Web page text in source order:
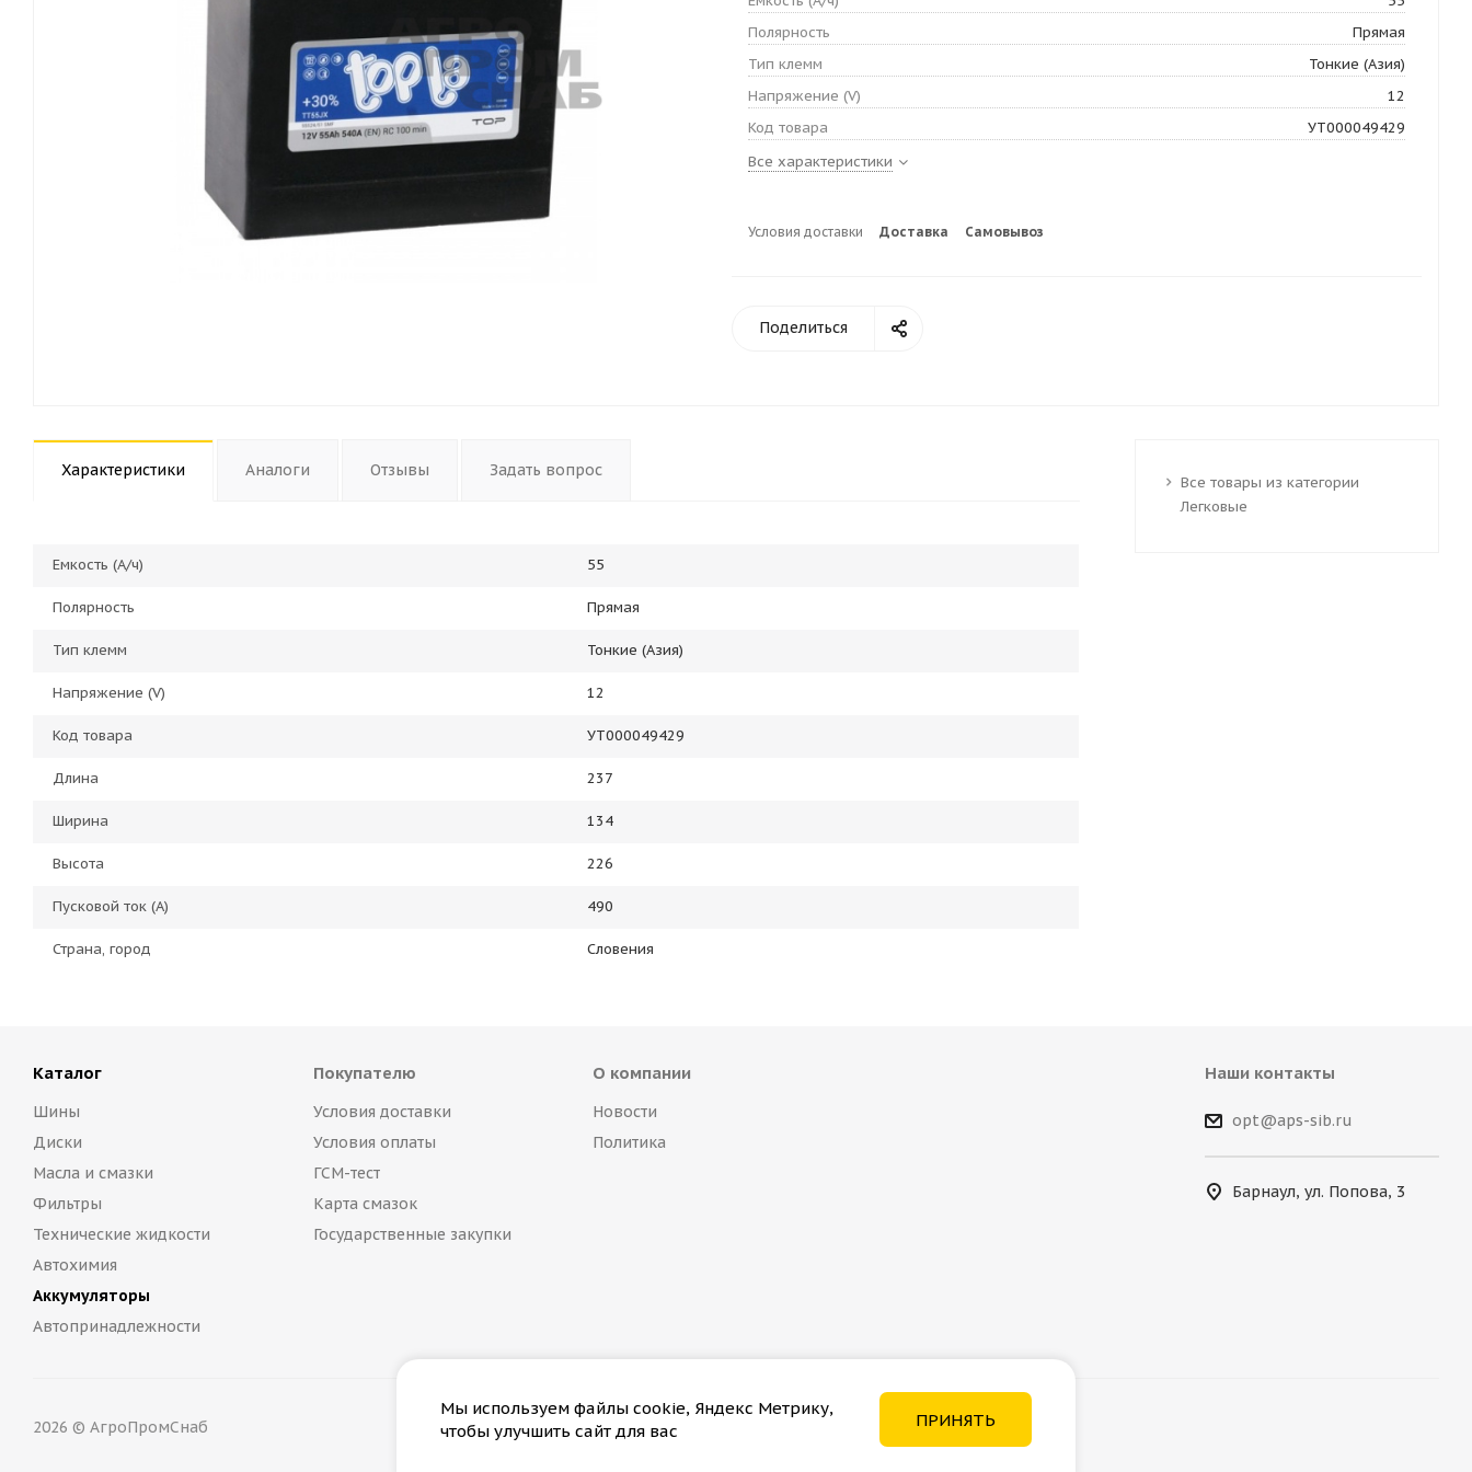
Полярность
Прямая
Тип клемм
Тонкие (Азия)
Напряжение (V)
12
Код товара
УТ000049429
Все характеристики
Условия доставки Доставка Самовывоз
Поделиться
Характеристики Аналоги Отзывы Задать вопрос
Емкость (А/ч) 55
Полярность Прямая
Тип клемм Тонкие (Азия)
Напряжение (V) 12
Код товара УТ000049429
Длина 237
Ширина 134
Высота 226
Пусковой ток (А) 490
Страна, город Словения
Все товары из категории
Легковые
Каталог
Шины
Диски
Масла и смазки
Фильтры
Технические жидкости
Автохимия
Аккумуляторы
Автопринадлежности
Покупателю
Условия доставки
Условия оплаты
ГСМ-тест
Карта смазок
Государственные закупки
О компании
Новости
Политика
Наши контакты
opt@aps-sib.ru
Барнаул, ул. Попова, 3
2026 © АгроПромСнаб
Мы используем файлы cookie, Яндекс Метрику,
чтобы улучшить сайт для вас
ПРИНЯТЬ